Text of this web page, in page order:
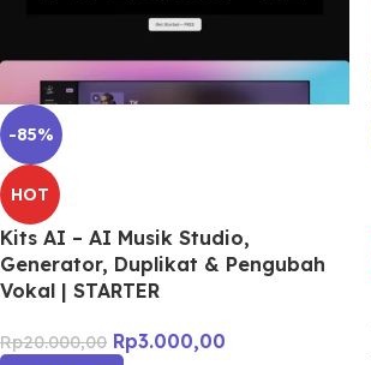
-85%
HOT
Kits AI – AI Musik Studio,
Generator, Duplikat & Pengubah
Vokal | STARTER
Rp20.000,00 Rp3.000,00